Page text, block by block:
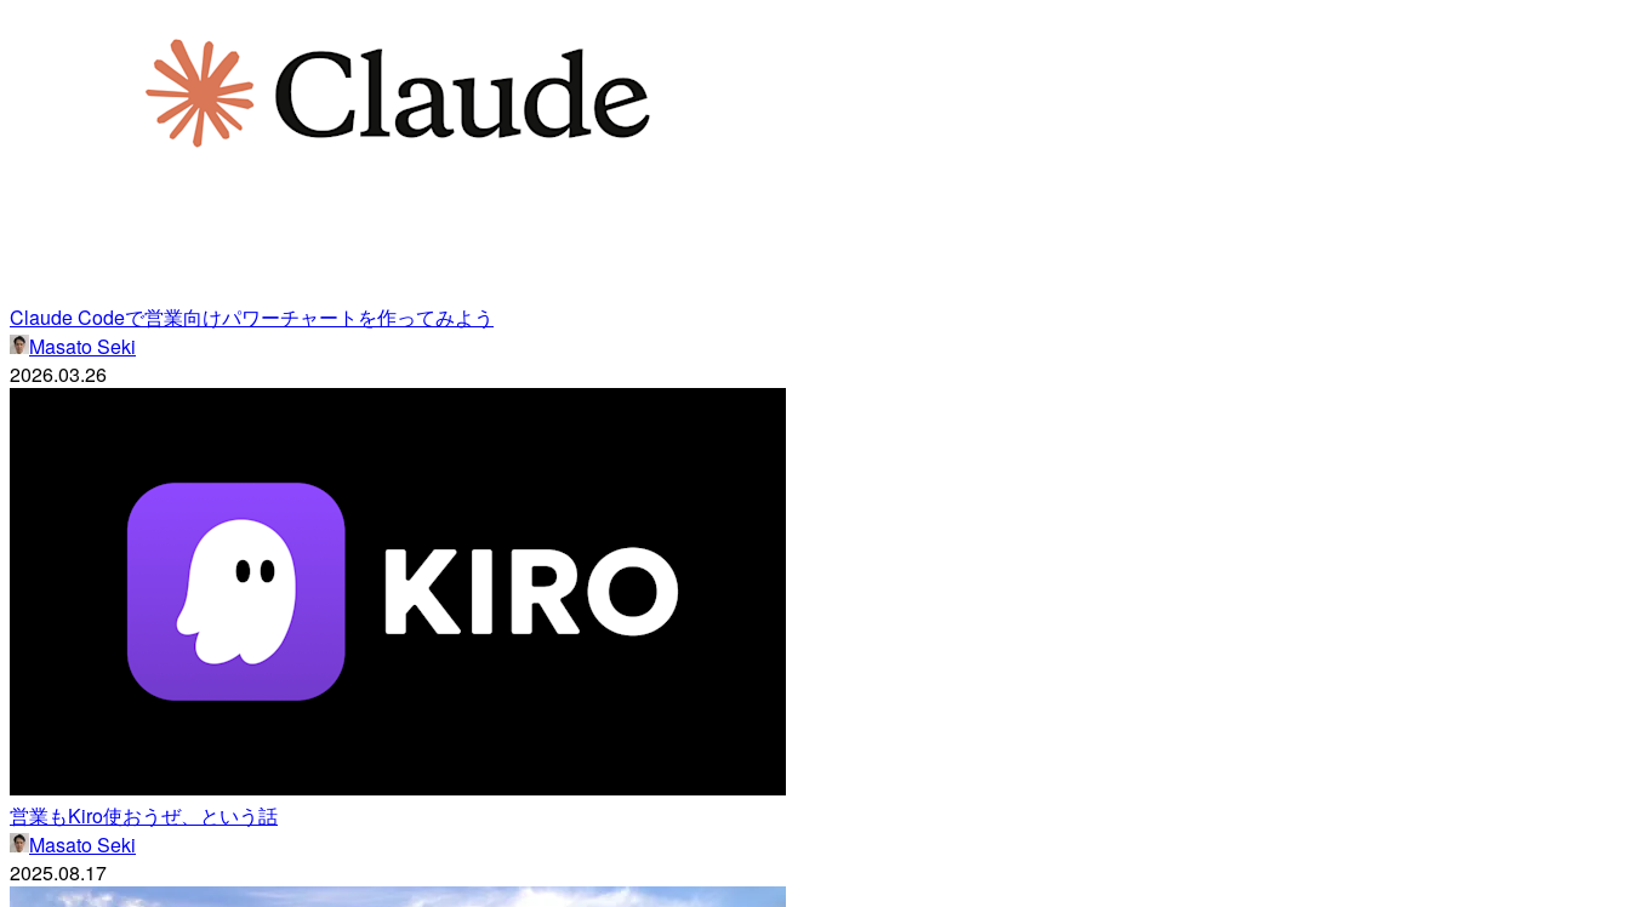
Claude Codeで営業向けパワーチャートを作ってみよう
Masato Seki
2026.03.26
営業もKiro使おうぜ、という話
Masato Seki
2025.08.17